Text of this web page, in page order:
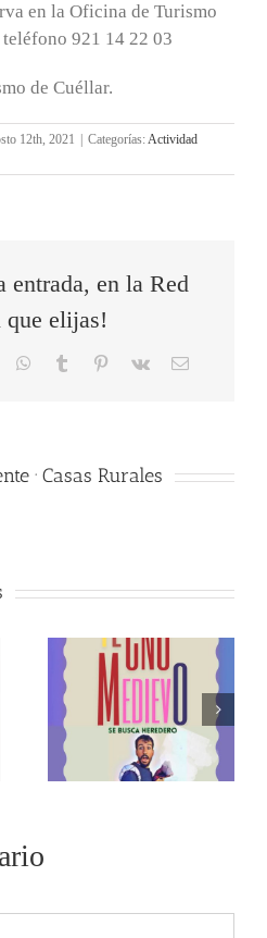
en la Oficina de Turismo
921 14 22 03
de Cuéllar.
12th, 2021 Categorías:Actividad
entrada, en la Red
que elijas!
WhatsApp
Tumblr Pinterest
Vk
Correo
· Casas Rurales